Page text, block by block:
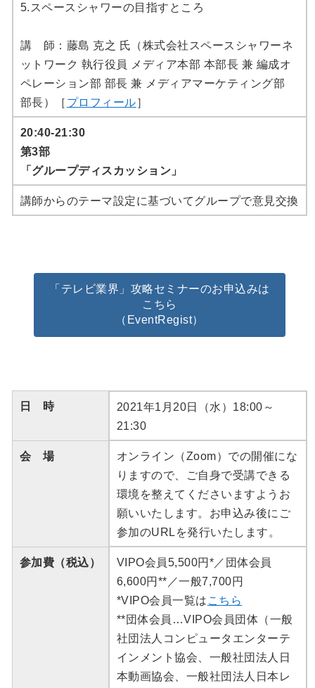
5.スペースシャワーの目指すところ
講 師：藤島 克之 氏（株式会社スペースシャワーネ
ットワーク 執行役員 メディア本部 本部長 兼 編成オ
ペレーション部 部長 兼 メディアマーケティング部
部長）［ プロフィール］
20:40-21:30
第3部
「グループディスカッション」
講師からのテーマ設定に基づいてグループで意見交換
「テレビ業界」攻略セミナーのお申込みは
こちら
（EventRegist）
日 時
2021年1月20日（水）18:00～
21:30
会 場
オンライン（Zoom）での開催にな
りますので、ご自身で受講できる
環境を整えてくださいますようお
願いいたします。お申込み後にご
参加のURLを発行いたします。
参加費（税込）
VIPO会員5,500円*／団体会員
6,600円**／一般7,700円
*VIPO会員一覧は こちら
**団体会員…VIPO会員団体（一般
社団法人コンピュータエンターテ
インメント協会、一般社団法人日
本動画協会、一般社団法人日本レ